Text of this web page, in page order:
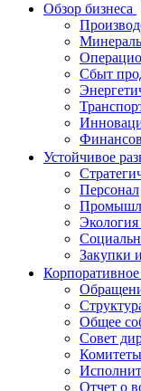
Обзор бизнеса
Сбыт
Устойчивое
Персонал
Закупки
Общее
Совет
Отчет о